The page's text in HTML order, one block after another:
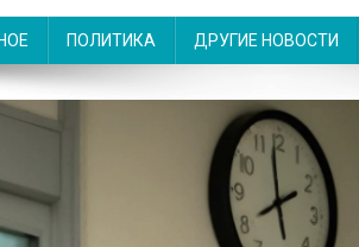
ПОЛИТИКА ДРУГИЕ НОВОСТИ